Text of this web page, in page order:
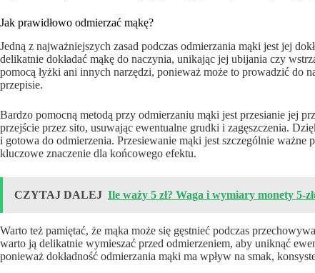
Jak prawidłowo odmierzać mąkę?
Jedną z najważniejszych zasad podczas odmierzania mąki jest jej
delikatnie dokładać mąkę do naczynia, unikając jej ubijania czy
pomocą łyżki ani innych narzędzi, ponieważ może to prowadzić do
przepisie.
Bardzo pomocną metodą przy odmierzaniu mąki jest przesianie jej
przejście przez sito, usuwając ewentualne grudki i zagęszczenia.
i gotowa do odmierzenia. Przesiewanie mąki jest szczególnie
kluczowe znaczenie dla końcowego efektu.
CZYTAJ DALEJ Ile waży 5 zł? Waga i wymiary monety 5-
Warto też pamiętać, że mąka może się gęstnieć podczas
warto ją delikatnie wymieszać przed odmierzeniem, aby uniknąć
ponieważ dokładność odmierzania mąki ma wpływ na smak,